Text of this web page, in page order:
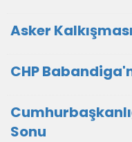
Asker
CHP
Sonu